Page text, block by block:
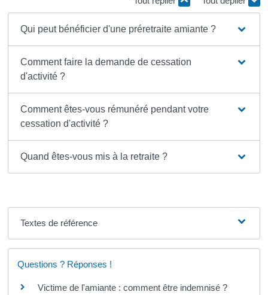
Qui peut bénéficier d'une préretraite amiante ?
Comment faire la demande de cessation
d'activité ?
Comment êtes-vous rémunéré pendant votre
cessation d'activité ?
Quand êtes-vous mis à la retraite ?
Textes de référence
Questions ? Réponses !
Victime de l'amiante : comment être indemnisé ?